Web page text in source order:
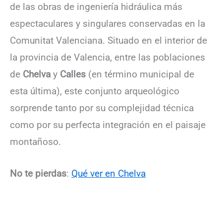
de las obras de ingeniería hidráulica más
espectaculares y singulares conservadas en la
Comunitat Valenciana. Situado en el interior de
la provincia de Valencia, entre las poblaciones
de Chelva y Calles (en término municipal de
esta última), este conjunto arqueológico
sorprende tanto por su complejidad técnica
como por su perfecta integración en el paisaje
montañoso.
No te pierdas: Qué ver en Chelva